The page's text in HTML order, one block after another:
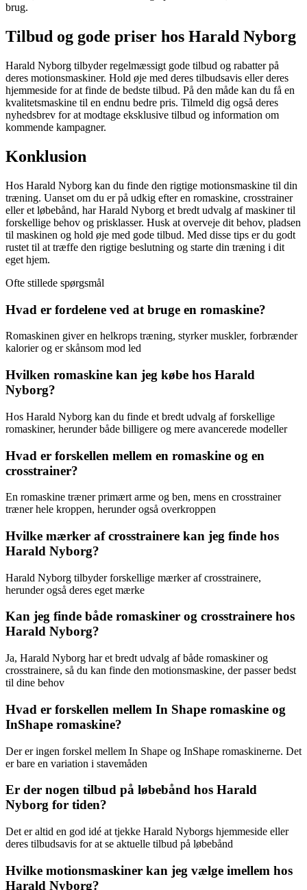
brug.
Tilbud og gode priser hos Harald Nyborg
Harald Nyborg tilbyder regelmæssigt gode tilbud og rabatter på
deres motionsmaskiner. Hold øje med deres tilbudsavis eller deres
hjemmeside for at finde de bedste tilbud. På den måde kan du få en
kvalitetsmaskine til en endnu bedre pris. Tilmeld dig også deres
nyhedsbrev for at modtage eksklusive tilbud og information om
kommende kampagner.
Konklusion
Hos Harald Nyborg kan du finde den rigtige motionsmaskine til din
træning. Uanset om du er på udkig efter en romaskine, crosstrainer
eller et løbebånd, har Harald Nyborg et bredt udvalg af maskiner til
forskellige behov og prisklasser. Husk at overveje dit behov, pladsen
til maskinen og hold øje med gode tilbud. Med disse tips er du godt
rustet til at træffe den rigtige beslutning og starte din træning i dit
eget hjem.
Ofte stillede spørgsmål
Hvad er fordelene ved at bruge en romaskine?
Romaskinen giver en helkrops træning, styrker muskler, forbrænder
kalorier og er skånsom mod led
Hvilken romaskine kan jeg købe hos Harald
Nyborg?
Hos Harald Nyborg kan du finde et bredt udvalg af forskellige
romaskiner, herunder både billigere og mere avancerede modeller
Hvad er forskellen mellem en romaskine og en
crosstrainer?
En romaskine træner primært arme og ben, mens en crosstrainer
træner hele kroppen, herunder også overkroppen
Hvilke mærker af crosstrainere kan jeg finde hos
Harald Nyborg?
Harald Nyborg tilbyder forskellige mærker af crosstrainere,
herunder også deres eget mærke
Kan jeg finde både romaskiner og crosstrainere hos
Harald Nyborg?
Ja, Harald Nyborg har et bredt udvalg af både romaskiner og
crosstrainere, så du kan finde den motionsmaskine, der passer bedst
til dine behov
Hvad er forskellen mellem In Shape romaskine og
InShape romaskine?
Der er ingen forskel mellem In Shape og InShape romaskinerne. Det
er bare en variation i stavemåden
Er der nogen tilbud på løbebånd hos Harald
Nyborg for tiden?
Det er altid en god idé at tjekke Harald Nyborgs hjemmeside eller
deres tilbudsavis for at se aktuelle tilbud på løbebånd
Hvilke motionsmaskiner kan jeg vælge imellem hos
Harald Nyborg?